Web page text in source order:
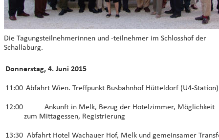
Donnerstag, 4. Juni 2015
11:00 Abfahrt Wien. Treffpunkt Busbahnhof Hütteldorf (U4-Station)
12:00
Ankunft in Melk, Bezug der Hotelzimmer, Möglichkeit
zum Mittagessen, Registrierung
13:30  Abfahrt Hotel Wachauer Hof, Melk und gemeinsamer
Die Tagungsteilnehmerinnen und -teilnehmer im Schlosshof der
Schallaburg.